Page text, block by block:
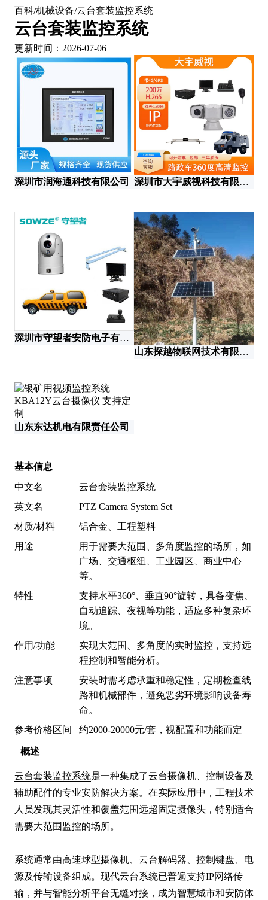
百科/机械设备/云台套装监控系统
云台套装监控系统
更新时间：2026-07-06
深圳市润海通科技有限公司 深圳市大宇威视科技有限公司
深圳市守望者安防电子有限公司
山东探越物联网技术有限公司
山东东达机电有限责任公司
概述
云台套装监控系统是一种集成了云台摄像机、控制设备及
辅助配件的专业安防解决方案。在实际应用中，工程技术
人员发现其灵活性和覆盖范围远超固定摄像头，特别适合
需要大范围监控的场所。
系统通常由高速球型摄像机、云台解码器、控制键盘、电
源及传输设备组成。现代云台系统已普遍支持IP网络传
输，并与智能分析平台无缝对接，成为智慧城市和安防体
基本信息
中文名
云台套装监控系统
英文名
PTZ Camera System Set
材质/材料
铝合金、工程塑料
用途
用于需要大范围、多角度监控的场所，如
广场、交通枢纽、工业园区、商业中心
等。
特性
支持水平360°、垂直90°旋转，具备变焦、
自动追踪、夜视等功能，适应多种复杂环
境。
作用/功能
实现大范围、多角度的实时监控，支持远
程控制和智能分析。
注意事项
安装时需考虑承重和稳定性，定期检查线
路和机械部件，避免恶劣环境影响设备寿
命。
参考价格区间
约2000-20000元/套，视配置和功能而定